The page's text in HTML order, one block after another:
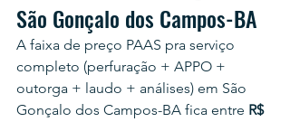
São Gonçalo dos Campos-BA
A faixa de preço PAAS pra serviço
completo (perfuração + APPO +
outorga + laudo + análises) em São
Gonçalo dos Campos-BA fica entre R$